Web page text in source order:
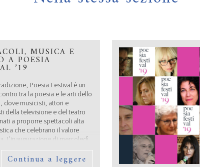
MUSICA E
A POESIA
’19
Poesia Festival è un
tra la poesia e le arti dello
dove musicisti, attori e
della televisione e del teatro
a proporre spettacoli alta
che celebrano il valore
L’inaugurazione di mercoledì
a Vignola vedrà protagonista
della canzone italiana come
Continua a leggere